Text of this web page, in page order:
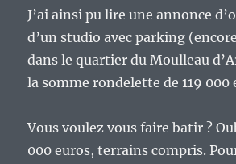
J’ai ainsi pu lire une annonce
d’un studio avec parking
dans le quartier du Moulleau
la somme rondelette de 119 000
Vous voulez vous faire batir ?
000 euros, terrains compris.